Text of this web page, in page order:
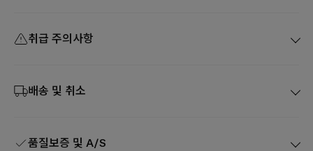
취급 주의사항
배송 및 취소
품질보증 및 A/S